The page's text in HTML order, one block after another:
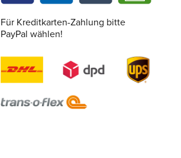
Für Kreditkarten-Zahlung bitte
PayPal wählen!